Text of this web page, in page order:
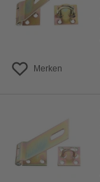
Merken